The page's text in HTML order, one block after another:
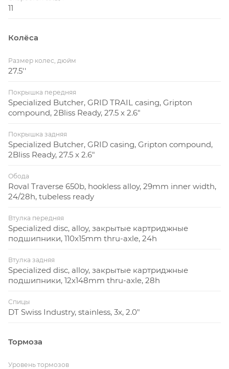
11
Колёса
Размер колес, дюйм
27.5''
Покрышка передняя
Specialized Butcher, GRID TRAIL casing, Gripton
compound, 2Bliss Ready, 27.5 x 2.6"
Покрышка задняя
Specialized Butcher, GRID casing, Gripton compound,
2Bliss Ready, 27.5 x 2.6"
Обода
Roval Traverse 650b, hookless alloy, 29mm inner width,
24/28h, tubeless ready
Втулка передняя
Specialized disc, alloy, закрытые картриджные
подшипники, 110x15mm thru-axle, 24h
Втулка задняя
Specialized disc, alloy, закрытые картриджные
подшипники, 12x148mm thru-axle, 28h
Спицы
DT Swiss Industry, stainless, 3x, 2.0"
Тормоза
Уровень тормозов